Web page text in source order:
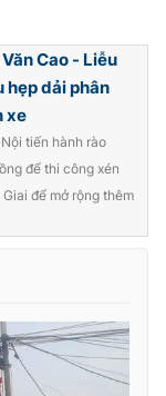
483/GP-BTTTT
Quốc Thắng,
932
Cao - Liễu
hẹp dải phân
xe
tiến hành rào
để thi công xén
để mở rộng thêm